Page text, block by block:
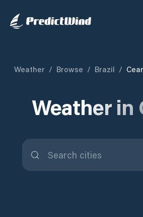
Weather / Browse / Brazil /
Weather in